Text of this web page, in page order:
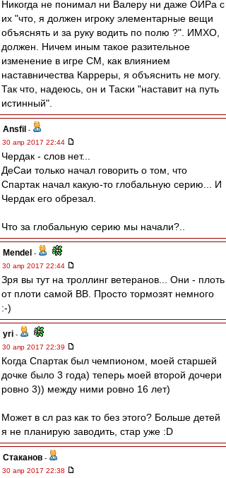
Никогда не понимал ни Валеру ни даже ОИРа с
их "что, я должен игроку элементарные вещи
объяснять и за руку водить по полю ?". ИМХО,
должен. Ничем иным такое разительное
изменение в игре СМ, как влиянием
наставничества Карреры, я объяснить не могу.
Так что, надеюсь, он и Таски "наставит на путь
истинный".
Ansfil -
30 апр 2017 22:44
Чердак - слов нет...
ДеСаи только начал говорить о том, что
Спартак начал какую-то глобальную серию... И
Чердак его обрезал.
Что за глобальную серию мы начали?..
Mendel -
30 апр 2017 22:44
Зря вы тут на троллинг ветеранов... Они - плоть
от плоти самой ВВ. Просто тормозят немного
:-)
yri -
30 апр 2017 22:39
Когда Спартак был чемпионом, моей старшей
дочке было 3 года) теперь моей второй дочери
ровно 3)) между ними ровно 16 лет)
Может в сл раз как то без этого? Больше детей
я не планирую заводить, стар уже :D
Cтаканов -
30 апр 2017 22:38